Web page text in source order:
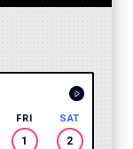
FRI SAT
1 2
SUN